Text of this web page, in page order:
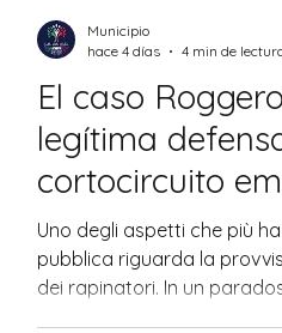
comercial
Deporte
El caso
legítima
cortocircuito
el terror anula
víctima se ve
indemnizar a
Uno degli aspetti che più
pubblica riguarda la
dei rapinatori. In un
Municipio
hace 4 días
4 min de